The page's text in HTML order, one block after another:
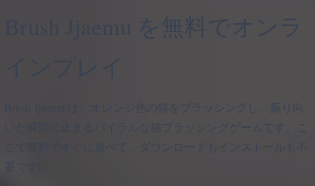
Brush Jjaemu を無料でオンラ
インプレイ
Brush Jjaemu は、オレンジ色の猫をブラッシングし、振り向
いた瞬間に止まるバイラルな猫ブラッシングゲームです。こ
こで無料ですぐに遊べて、ダウンロードもインストールも不
要です。